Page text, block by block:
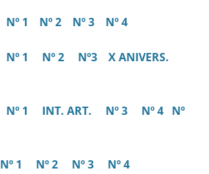
Nº 1 Nº 2 Nº 3 Nº 4
Nº 1 Nº 2 Nº3
X ANIVERS.
Nº 1 INT. ART. Nº 3 Nº 4 Nº
Nº 1 Nº 2 Nº 3 Nº 4